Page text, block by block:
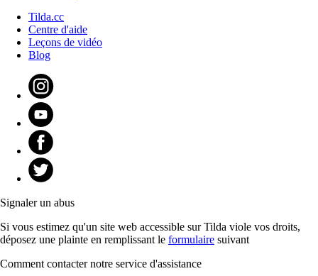
Tilda.cc
Centre d'aide
Leçons de vidéo
Blog
Signaler un abus
Si vous estimez qu'un site web accessible sur Tilda viole vos droits,
déposez une plainte en remplissant le formulaire suivant
Comment contacter notre service d'assistance